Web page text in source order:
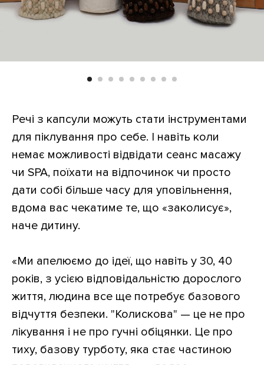
Речі з капсули можуть стати інструментами
для піклування про себе. І навіть коли
немає можливості відвідати сеанс масажу
чи SPA, поїхати на відпочинок чи просто
дати собі більше часу для уповільнення,
вдома вас чекатиме те, що «заколисує»,
наче дитину.
«Ми апелюємо до ідеї, що навіть у 30, 40
років, з усією відповідальністю дорослого
життя, людина все ще потребує базового
відчуття безпеки. "Колискова" — це не про
лікування і не про гучні обіцянки. Це про
тиху, базову турботу, яка стає частиною